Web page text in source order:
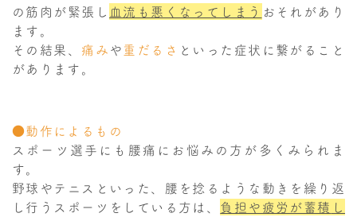
の筋肉が緊張し 血流も悪くなってしまう おそれがあり
ます。
その結果、 痛みや重だるさ といった症状に繋がること
があります。
●動作によるもの
スポーツ選手にも腰痛にお悩みの方が多くみられま
す。
野球やテニスといった、腰を捻るような動きを繰り返
し行うスポーツをしている方は、 負担や疲労が蓄積 し